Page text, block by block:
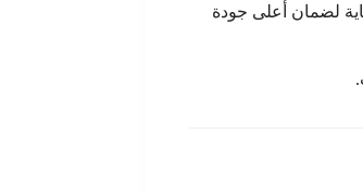
لضمان أعلى جودة